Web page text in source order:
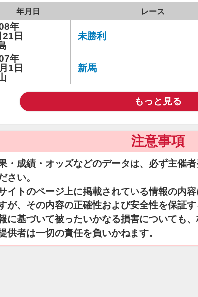
年月日 レース
年
21日
未勝利
年
1日
新馬
もっと見る
注意事項
・成績・オッズなどのデータは、必ず主催
さい。
イトのページ上に掲載されている情報の内
が、その内容の正確性および安全性を保証
に基づいて被ったいかなる損害についても
供者は一切の責任を負いかねます。